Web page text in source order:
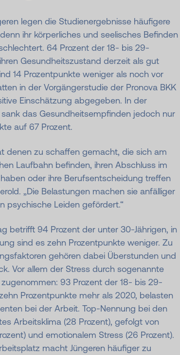
legen die Studienergebnisse häufigere
ihr körperliches und seelisches Befinden
64 Prozent der 18- bis 29-
Gesundheitszustand derzeit als gut
14 Prozentpunkte weniger als noch vor
in der Vorgängerstudie der Pronova BKK
Einschätzung abgegeben. In der
das Gesundheitsempfinden jedoch nur
auf 67 Prozent.
denen zu schaffen gemacht, die sich am
Laufbahn befinden, ihren Abschluss im
oder ihre Berufsentscheidung treffen
„Die Belastungen machen sie anfälliger
psychische Leiden gefördert.“
betrifft 94 Prozent der unter 30-Jährigen, in
sind es zehn Prozentpunkte weniger. Zu
gehören dabei Überstunden und
Vor allem der Stress durch sogenannte
93 Prozent der 18- bis 29-
Prozentpunkte mehr als 2020, belasten
bei der Arbeit. Top-Nennung bei den
Arbeitsklima (28 Prozent), gefolgt von
und emotionalem Stress (26 Prozent).
macht Jüngeren häufiger zu